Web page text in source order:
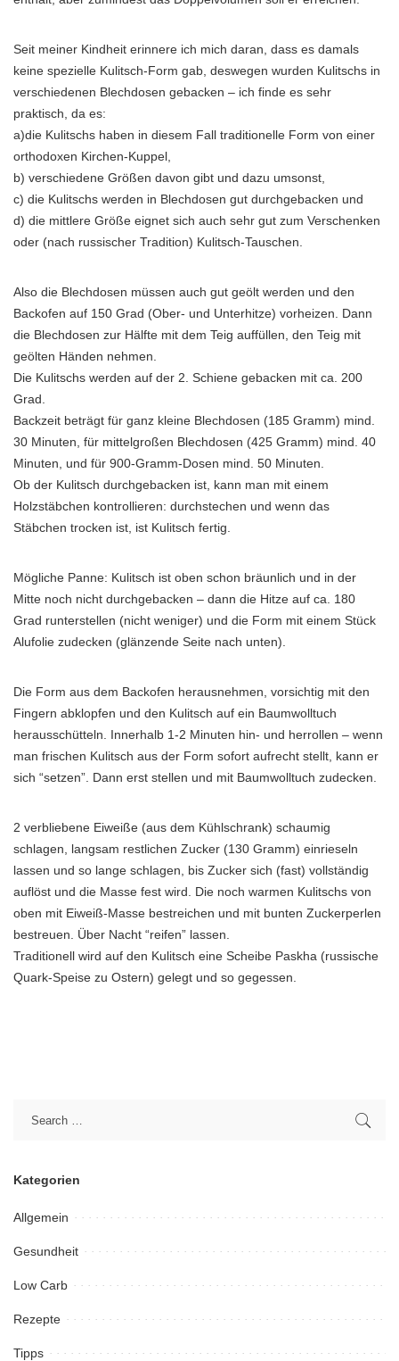
Seit meiner Kindheit erinnere ich mich daran, dass es damals
keine spezielle Kulitsch-Form gab, deswegen wurden Kulitschs in
verschiedenen Blechdosen gebacken – ich finde es sehr
praktisch, da es:
a)die Kulitschs haben in diesem Fall traditionelle Form von einer
orthodoxen Kirchen-Kuppel,
b) verschiedene Größen davon gibt und dazu umsonst,
c) die Kulitschs werden in Blechdosen gut durchgebacken und
d) die mittlere Größe eignet sich auch sehr gut zum Verschenken
oder (nach russischer Tradition) Kulitsch-Tauschen.
Also die Blechdosen müssen auch gut geölt werden und den
Backofen auf 150 Grad (Ober- und Unterhitze) vorheizen. Dann
die Blechdosen zur Hälfte mit dem Teig auffüllen, den Teig mit
geölten Händen nehmen.
Die Kulitschs werden auf der 2. Schiene gebacken mit ca. 200
Grad.
Backzeit beträgt für ganz kleine Blechdosen (185 Gramm) mind.
30 Minuten, für mittelgroßen Blechdosen (425 Gramm) mind. 40
Minuten, und für 900-Gramm-Dosen mind. 50 Minuten.
Ob der Kulitsch durchgebacken ist, kann man mit einem
Holzstäbchen kontrollieren: durchstechen und wenn das
Stäbchen trocken ist, ist Kulitsch fertig.
Mögliche Panne: Kulitsch ist oben schon bräunlich und in der
Mitte noch nicht durchgebacken – dann die Hitze auf ca. 180
Grad runterstellen (nicht weniger) und die Form mit einem Stück
Alufolie zudecken (glänzende Seite nach unten).
Die Form aus dem Backofen herausnehmen, vorsichtig mit den
Fingern abklopfen und den Kulitsch auf ein Baumwolltuch
herausschütteln. Innerhalb 1-2 Minuten hin- und herrollen – wenn
man frischen Kulitsch aus der Form sofort aufrecht stellt, kann er
sich “setzen”. Dann erst stellen und mit Baumwolltuch zudecken.
2 verbliebene Eiweiße (aus dem Kühlschrank) schaumig
schlagen, langsam restlichen Zucker (130 Gramm) einrieseln
lassen und so lange schlagen, bis Zucker sich (fast) vollständig
auflöst und die Masse fest wird. Die noch warmen Kulitschs von
oben mit Eiweiß-Masse bestreichen und mit bunten Zuckerperlen
bestreuen. Über Nacht “reifen” lassen.
Traditionell wird auf den Kulitsch eine Scheibe Paskha (russische
Quark-Speise zu Ostern) gelegt und so gegessen.
Kategorien
Allgemein
Gesundheit
Low Carb
Rezepte
Tipps